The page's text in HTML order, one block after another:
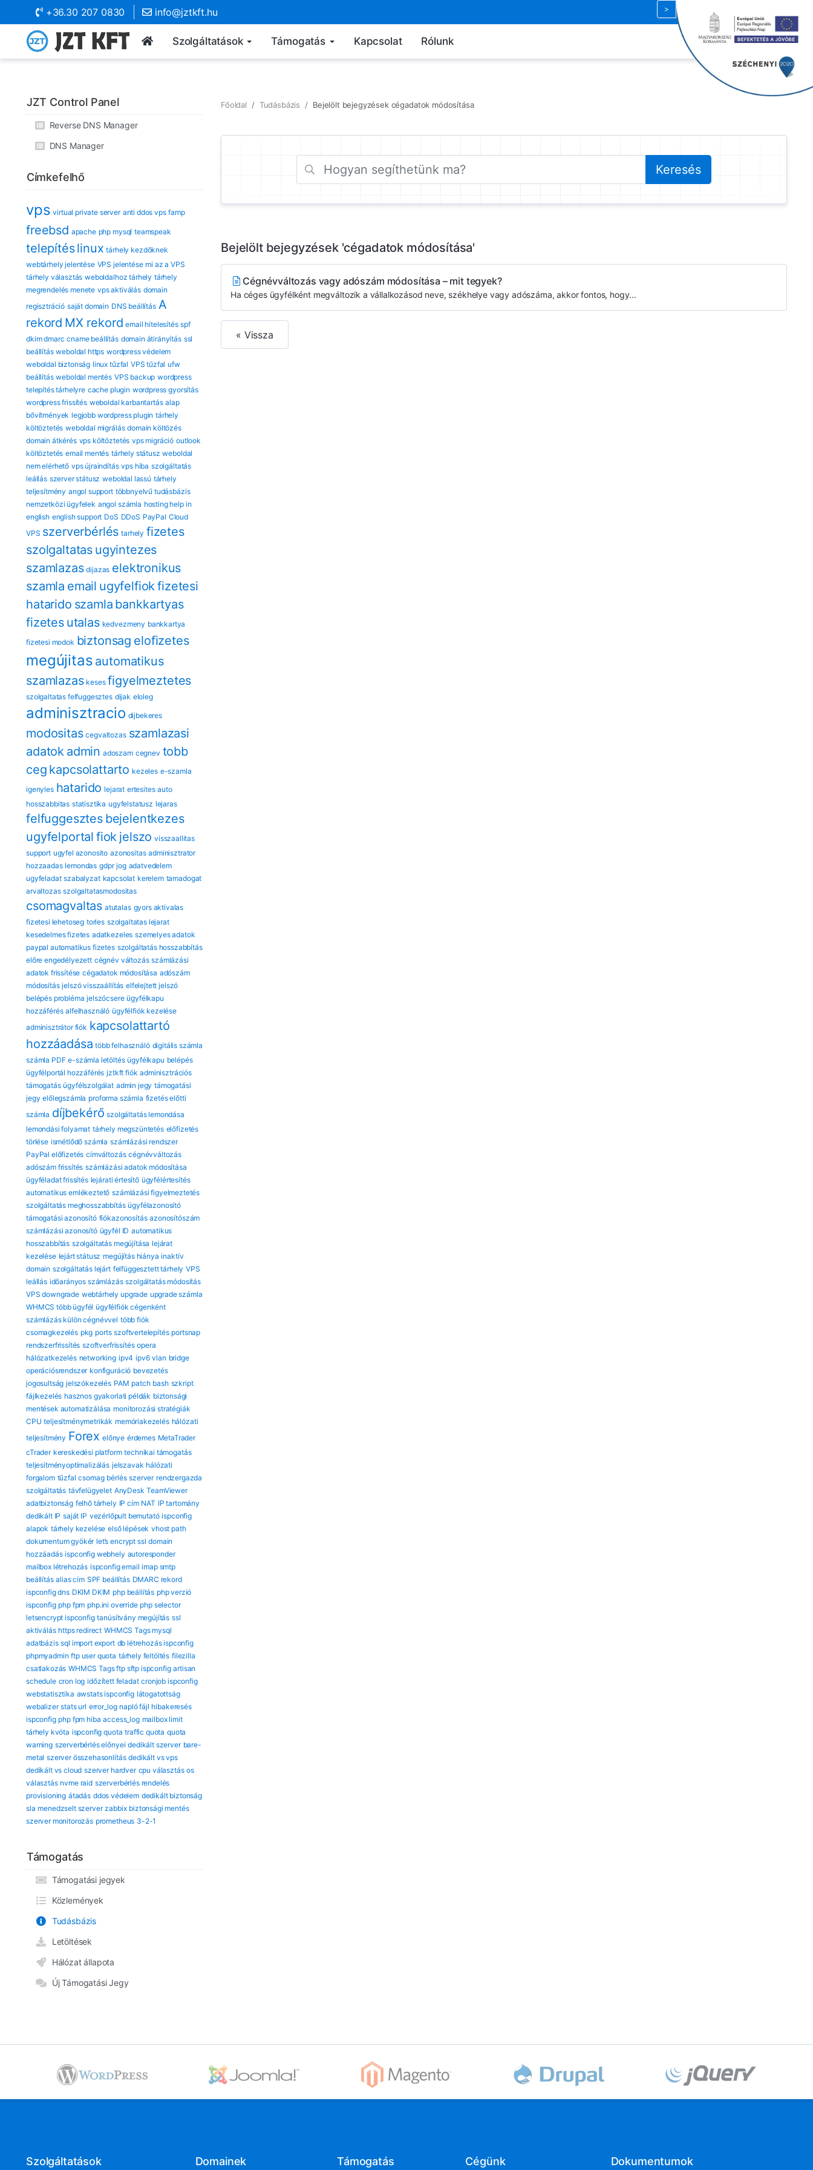
+36.30 207 0830 info@jztkft.hu Magyar
Szolgáltatások Támogatás Kapcsolat Rólunk
JZT Control Panel
Reverse DNS Manager
DNS Manager
Címkefelhő
vps virtual private server anti ddos vps famp
freebsd apache php mysql teamspeak
telepítéslinux tárhely kezdőknek
webtárhely jelentése VPS jelentése mi az a VPS
tárhely választás weboldalhoz tárhely tárhely
megrendelés menete vps aktiválás domain
regisztráció saját domain DNS beállítás A
rekord MX rekord email hitelesítés spf
dkim dmarc cname beállítás domain átirányítás ssl
beállítás weboldal https wordpress védelem
weboldal biztonság linux tűzfal VPS tűzfal ufw
beállítás weboldal mentés VPS backup wordpress
telepítés tárhelyre cache plugin wordpress gyorsítás
wordpress frissítés weboldal karbantartás alap
bővítmények legjobb wordpress plugin tárhely
költöztetés weboldal migrálás domain költözés
domain átkérés vps költöztetés vps migráció outlook
költöztetés email mentés tárhely státusz weboldal
nem elérhető vps újraindítás vps hiba szolgáltatás
leállás szerver státusz weboldal lassú tárhely
teljesítmény angol support többnyelvű tudásbázis
nemzetközi ügyfelek angol számla hosting help in
english english support DoS DDoS PayPal Cloud
VPS szerverbérlés tarhely fizetes
szolgaltatas ugyintezes
szamlazas dijazas elektronikus
szamla email ugyfelfiokfizetesi
hatarido szamla bankkartyas
fizetes utalas kedvezmeny bankkartya
fizetesi modok biztonsag eloﬁzetes
megújitas automatikus
szamlazas keses figyelmeztetes
szolgaltatas felfuggesztes dijak eloleg
adminisztracio dijbekeres
modositas cegvaltozas szamlazasi
adatok admin adoszam cegnev tobb
ceg kapcsolattarto kezeles e-szamla
igenyles hatarido lejarat ertesites auto
hosszabbitas statisztika ugyfelstatusz lejaras
felfuggesztes bejelentkezes
ugyfelportal fiok jelszo visszaallitas
support ugyfel azonosito azonositas adminisztrator
hozzaadas lemondas gdpr jog adatvedelem
ugyfeladat szabalyzat kapcsolat kerelem tamadogat
arvaltozas szolgaltatasmodositas
csomagvaltas atutalas gyors aktivalas
fizetesi lehetoseg torles szolgaltatas lejarat
kesedelmes fizetes adatkezeles szemelyes adatok
paypal automatikus fizetes szolgáltatás hosszabbítás
előre engedélyezett cégnév változás számlázási
adatok frissítése cégadatok módosítása adószám
módosítás jelszó visszaállítás elfelejtett jelszó
belépés probléma jelszócsere ügyfélkapu
hozzáférés alfelhasználó ügyfélfiók kezelése
adminisztrátor fiók kapcsolattartó
hozzáadása több felhasználó digitális számla
számla PDF e-számla letöltés ügyfélkapu belépés
ügyfélportál hozzáférés jztkft fiók adminisztrációs
támogatás ügyfélszolgálat admin jegy támogatási
jegy előlegszámla proforma számla fizetés előtti
számla díjbekérő szolgáltatás lemondása
lemondási folyamat tárhely megszüntetés előfizetés
törlése ismétlődő számla számlázási rendszer
PayPal előfizetés címváltozás cégnévváltozás
adószám frissítés számlázási adatok módosítása
ügyféladat frissítés lejárati értesítő ügyfélértesítés
automatikus emlékeztető számlázási figyelmeztetés
szolgáltatás meghosszabbítás ügyfélazonosító
támogatási azonosító fiókazonosítás azonosítószám
számlázási azonosító ügyfél ID automatikus
hosszabbítás szolgáltatás megújítása lejárat
kezelése lejárt státusz megújítás hiánya inaktív
domain szolgáltatás lejárt felfüggesztett tárhely VPS
leállás időarányos számlázás szolgáltatás módosítás
VPS downgrade webtárhely upgrade upgrade számla
WHMCS több ügyfél ügyfélfiók cégenként
számlázás külön cégnévvel több fiók
csomagkezelés pkg ports szoftvertelepítés portsnap
rendszerfrissítés szoftverfrissítés opera
hálózatkezelés networking ipv4 ipv6 vlan bridge
operációsrendszer konfiguráció bevezetés
jogosultság jelszókezelés PAM patch bash szkript
fájlkezelés hasznos gyakorlati példák biztonsági
mentések automatizálása monitorozási stratégiák
CPU teljesítménymetrikák memóriakezelés hálózati
teljesítmény Forex előnye érdemes MetaTrader
cTrader kereskedési platform technikai támogatás
teljesítményoptimalizálás jelszavak hálózati
forgalom tűzfal csomag bérlés szerver rendzergazda
szolgáltatás távfelügyelet AnyDesk TeamViewer
adatbiztonság felhő tárhely IP cím NAT IP tartomány
dedikált IP saját IP vezérlőpult bemutató ispconfig
alapok tárhely kezelése első lépések vhost path
dokumentum gyökér let’s encrypt ssl domain
hozzáadás ispconfig webhely autoresponder
mailbox létrehozás ispconfig email imap smtp
beállítás alias cím SPF beállítás DMARC rekord
ispconfig dns DKIM DKIM php beállítás php verzió
ispconfig php fpm php.ini override php selector
letsencrypt ispconfig tanúsítvány megújítás ssl
aktiválás https redirect WHMCS Tags mysql
adatbázis sql import export db létrehozás ispconfig
phpmyadmin ftp user quota tárhely feltöltés filezilla
csatlakozás WHMCS Tags ftp sftp ispconfig artisan
schedule cron log időzített feladat cronjob ispconfig
webstatisztika awstats ispconfig látogatottság
webalizer stats url error_log napló fájl hibakeresés
ispconfig php fpm hiba access_log mailbox limit
tárhely kvóta ispconfig quota traffic quota quota
warning szerverbérlés előnyei dedikált szerver bare-
metal szerver összehasonlítás dedikált vs vps
dedikált vs cloud szerver hardver cpu választás os
választás nvme raid szerverbérlés rendelés
provisioning átadás ddos védelem dedikált biztonság
sla menedzselt szerver zabbix biztonsági mentés
szerver monitorozás prometheus 3-2-1
Támogatás
Támogatási jegyek
Közlemények
Tudásbázis
Letöltések
Hálózat állapota
Új Támogatási Jegy
Főoldal Tudásbázis Bejelölt bejegyzések cégadatok módosítása
Bejelölt bejegyzések 'cégadatok módosítása'
Cégnévváltozás vagy adószám módosítása – mit tegyek?
Ha céges ügyfélként megváltozik a vállalkozásod neve, székhelye vagy adószáma, akkor fontos, hogy...
« Vissza
Szolgáltatások Domainek Támogatás Cégünk Dokumentumok